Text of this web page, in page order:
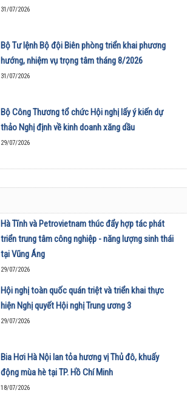
31/07/2026
Bộ Tư lệnh Bộ đội Biên phòng triển khai phương
hướng, nhiệm vụ trọng tâm tháng 8/2026
31/07/2026
Bộ Công Thương tổ chức Hội nghị lấy ý kiến dự
thảo Nghị định về kinh doanh xăng dầu
29/07/2026
Hà Tĩnh và Petrovietnam thúc đẩy hợp tác phát
triển trung tâm công nghiệp - năng lượng sinh thái
tại Vũng Áng
29/07/2026
Hội nghị toàn quốc quán triệt và triển khai thực
hiện Nghị quyết Hội nghị Trung ương 3
29/07/2026
Bia Hơi Hà Nội lan tỏa hương vị Thủ đô, khuấy
động mùa hè tại TP. Hồ Chí Minh
18/07/2026